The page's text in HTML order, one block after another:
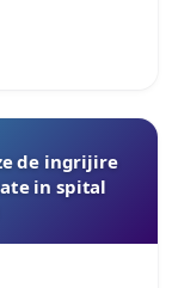
de ingrijire
in spital